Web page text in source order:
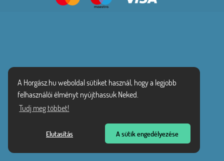
A Horgász.hu weboldal sütiket használ, hogy a legjobb
felhasználói élményt nyújthassuk Neked.
Tudj meg többet!
Elutasítás A sütik engedélyezése